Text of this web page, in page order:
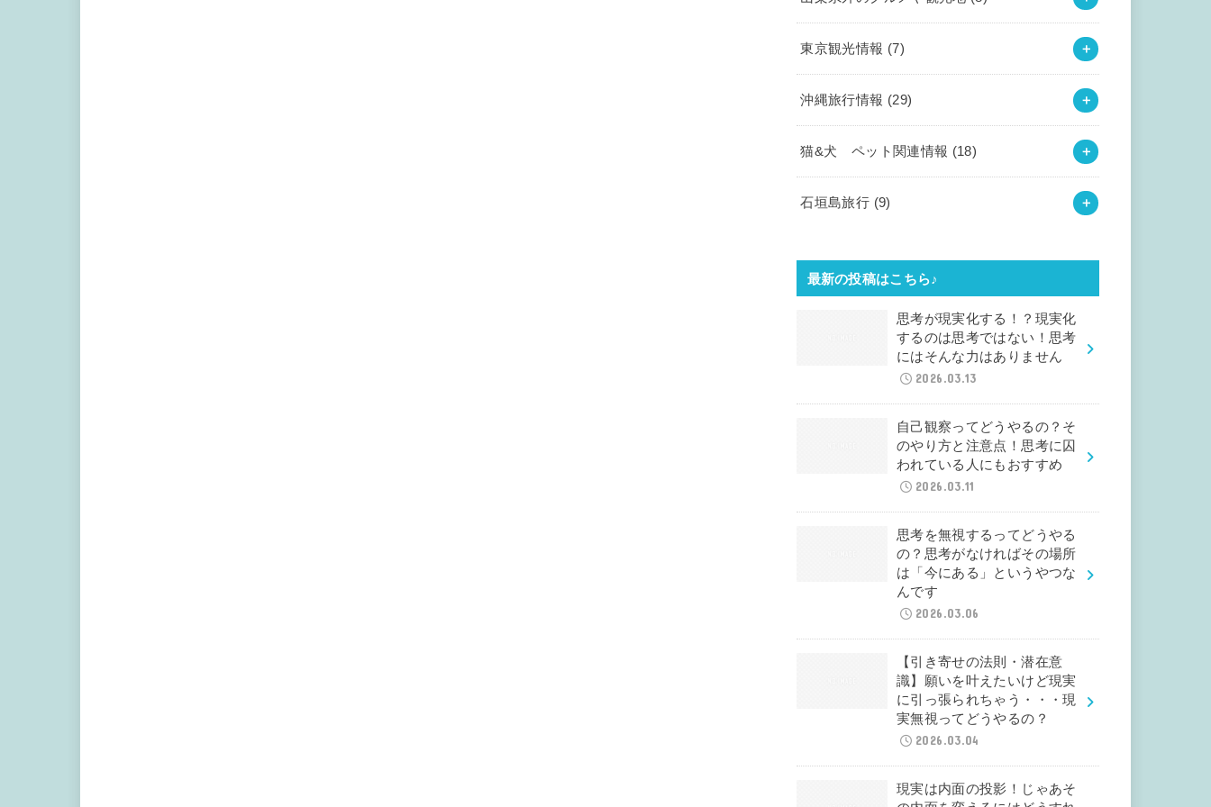
東京観光情報 (7)
沖縄旅行情報 (29)
猫&犬 ペット関連情報 (18)
石垣島旅行 (9)
最新の投稿はこちら♪
思考が現実化する！？現実化
するのは思考ではない！思考
にはそんな力はありません
2026.03.13
自己観察ってどうやるの？そ
のやり方と注意点！思考に囚
われている人にもおすすめ
2026.03.11
思考を無視するってどうやる
の？思考がなければその場所
は「今にある」というやつな
んです
2026.03.06
【引き寄せの法則・潜在意
識】願いを叶えたいけど現実
に引っ張られちゃう・・・現
実無視ってどうやるの？
2026.03.04
現実は内面の投影！じゃあそ